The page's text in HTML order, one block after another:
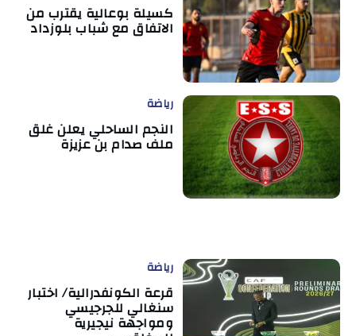
كسيلة بوعالية يقترب من
الاتفاق مع شباب بلوزداد
رياضة
النجم الساحلي يعلن غلق
ملف صدام بن عزيزة
رياضة
قرعة الكونفدرالية/ اختبار
سنغالي للجرجيسي
ومواجهة نيجيرية